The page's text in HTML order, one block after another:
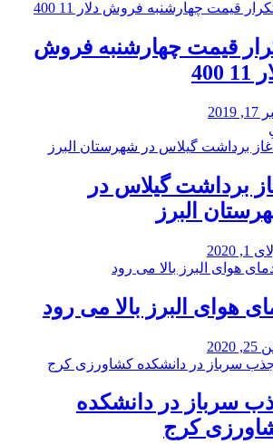
قیمت چهارشنبه فروش
برداشت گیلاس در
البرز
2020
هوای البرز بالا می رود
سرباز در دانشکده
کرج